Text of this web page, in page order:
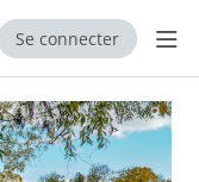
Se connecter